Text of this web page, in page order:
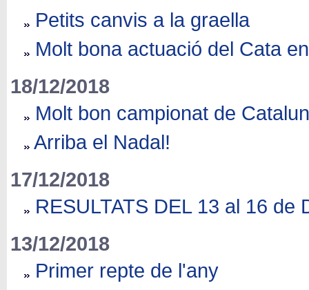
Petits canvis a la graella
Molt bona actuació del Cata
18/12/2018
Molt bon campionat de
Arriba el Nadal!
17/12/2018
RESULTATS DEL 13 al 16 de
13/12/2018
Primer repte de l'any